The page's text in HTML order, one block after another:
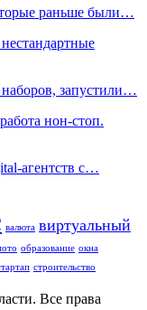
раньше были…
запустили…
нон-стоп.
агентств с…
валюта виртуальный
образование окна
строительство
Все права